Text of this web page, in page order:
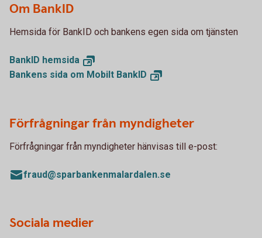
Om BankID
Hemsida för BankID och bankens egen sida om tjänsten
BankID hemsida
Bankens sida om Mobilt BankID
Förfrågningar från myndigheter
Förfrågningar från myndigheter hänvisas till e-post:
fraud@sparbankenmalardalen.se
Sociala medier